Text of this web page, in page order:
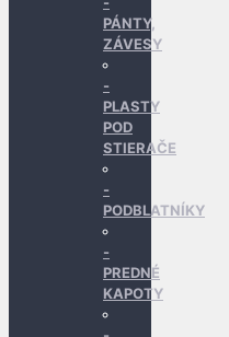
PÁNTY,
ZÁVESY
PLASTY
POD
STIERAČE
PODBLATNÍKY
PREDNÉ
KAPOTY